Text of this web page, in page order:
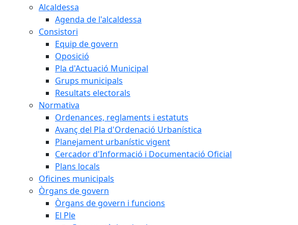
Alcaldessa
Agenda de l'alcaldessa
Consistori
Equip de govern
Oposició
Pla d'Actuació Municipal
Grups municipals
Resultats electorals
Normativa
Ordenances, reglaments i estatuts
Avanç del Pla d'Ordenació Urbanística
Planejament urbanístic vigent
Cercador d'Informació i Documentació Oficial
Plans locals
Oficines municipals
Òrgans de govern
Òrgans de govern i funcions
El Ple